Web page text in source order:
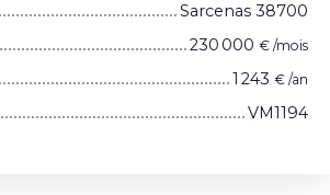
Sarcenas 38700
230 000 € /mois
1 243 € /an
VM1194